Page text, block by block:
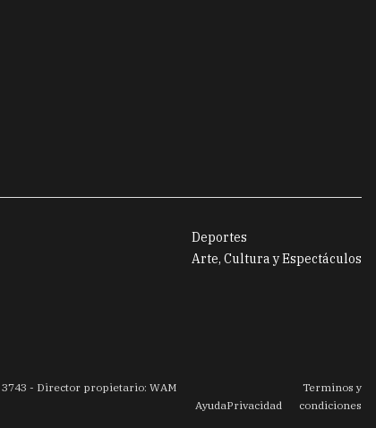
Deportes
Arte, Cultura y Espectáculos
3743 - Director propietario: WAM
AyudaPrivacidad
Terminos y
condiciones